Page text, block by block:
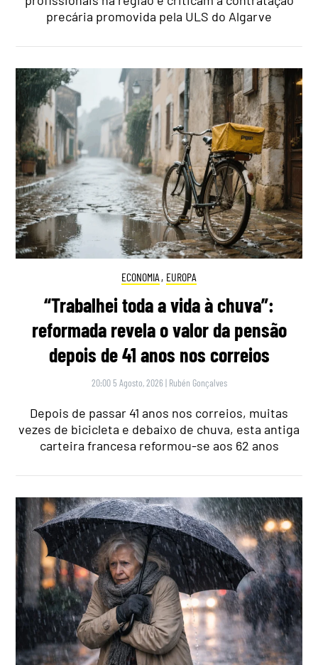
precária promovida pela ULS do Algarve
ECONOMIA , EUROPA
“Trabalhei toda a vida à chuva”:
reformada revela o valor da pensão
depois de 41 anos nos correios
20:00 5 Agosto, 2026 | Rubén Gonçalves
Depois de passar 41 anos nos correios, muitas
vezes de bicicleta e debaixo de chuva, esta antiga
carteira francesa reformou-se aos 62 anos